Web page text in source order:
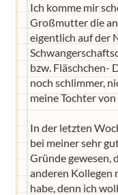
Ich komme mir
Großmutter die
eigentlich auf der
bzw. Fläschchen-
noch schlimmer,
meine Tochter
In der letzten
bei meiner sehr
Gründe gewesen,
anderen Kollegen
habe, denn ich